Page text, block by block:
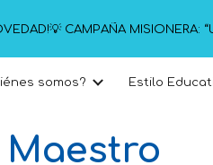
Skip to main content
CAMPAÑA
somos? Estilo